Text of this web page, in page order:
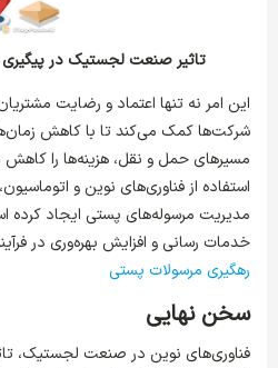
تاثیر صنعت لجستیک در
این امر نه تنها اعتماد و رضایت
شرکت‌ها کمک می‌کند تا با کاهش
مسیرهای حمل و نقل، هزینه‌ها را
استفاده از فناوری‌های نوین و
مدیریت مرسوله‌های پستی ایجاد کرده
خدمات رسانی و افزایش بهره‌وری در
رهگیری مرسولات پستی
سخن نهایی
فناوری‌های نوین در صنعت لجستیک،